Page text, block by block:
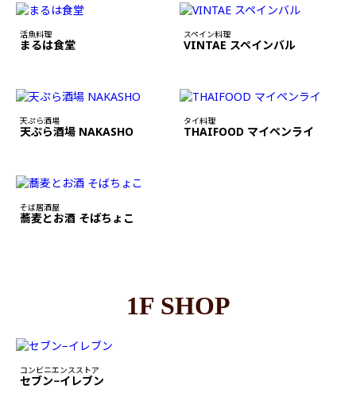
活魚料理
まるは食堂
スペイン料理
VINTAE スペインバル
天ぷら酒場
天ぷら酒場 NAKASHO
タイ料理
THAIFOOD マイペンライ
そば居酒屋
蕎麦とお酒 そばちょこ
1F SHOP
コンビニエンスストア
セブン−イレブン